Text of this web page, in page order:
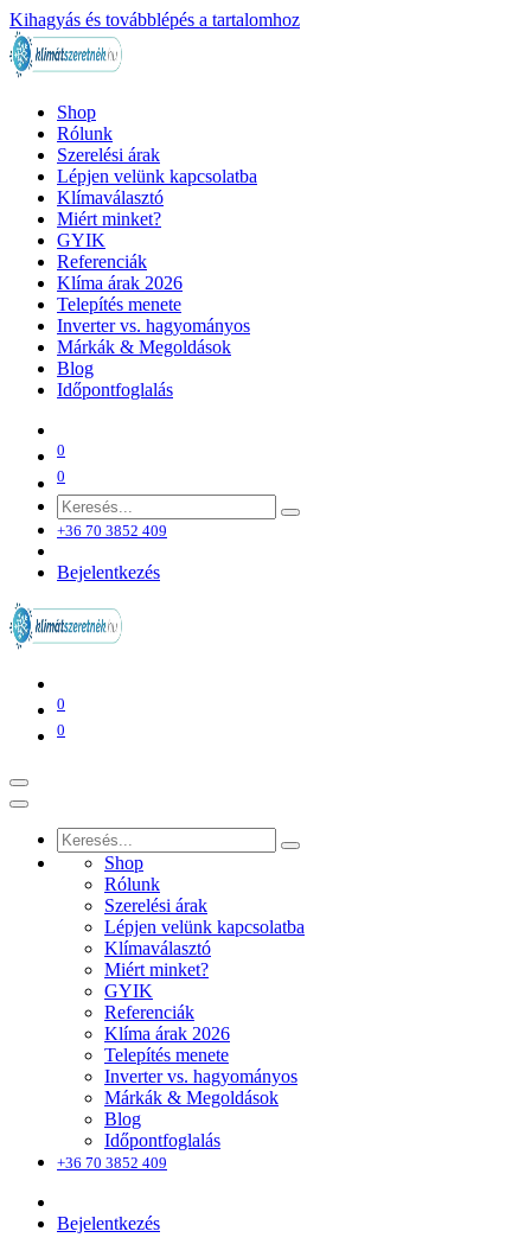
Kihagyás és továbblépés a tartalomhoz
Shop
Rólunk
Szerelési árak
Lépjen velünk kapcsolatba
Klímaválasztó
Miért minket?
GYIK
Referenciák
Klíma árak 2026
Telepítés menete
Inverter vs. hagyományos
Márkák & Megoldások
Blog
Időpontfoglalás
0
0
+36 70 3852 409
Bejelentkezés
0
0
Shop
Rólunk
Szerelési árak
Lépjen velünk kapcsolatba
Klímaválasztó
Miért minket?
GYIK
Referenciák
Klíma árak 2026
Telepítés menete
Inverter vs. hagyományos
Márkák & Megoldások
Blog
Időpontfoglalás
+36 70 3852 409
Bejelentkezés